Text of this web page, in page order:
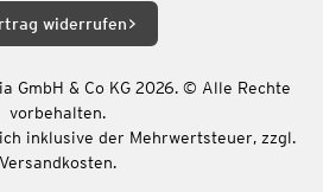
widerrufen
GmbH & Co KG 2026. © Alle Rechte
vorbehalten.
inklusive der Mehrwertsteuer, zzgl.
Versandkosten.